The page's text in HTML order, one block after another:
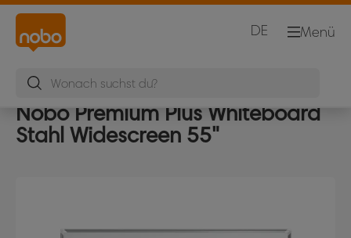
Menü
DE
Nobo Premium Plus Whiteboard
Stahl Widescreen 55"